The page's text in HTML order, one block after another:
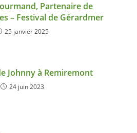
Partenaire de
– Festival de Gérardmer
25 janvier 2025
Johnny à Remiremont
24 juin 2023